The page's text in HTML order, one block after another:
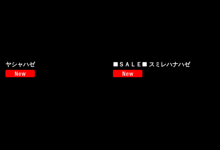
ヤシャハゼ ■ＳＡＬＥ■ スミレハナハゼ